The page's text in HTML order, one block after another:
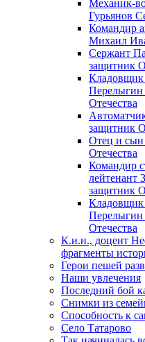
Механик-
Гурьянов
Командир
Михаил
Сержант
защитник
Отечества
защитник
Отец и
Отечества
Командир
лейтенант
защитник
Отечества
К.и.н., доцент
фрагменты
Герои пешей
Наши увлечения
Последний бой
Снимки из
Способность к
Село Татарово